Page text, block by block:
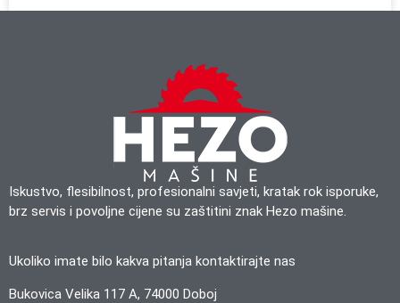
Iskustvo, flesibilnost, profesionalni savjeti, kratak rok isporuke,
brz servis i povoljne cijene su zaštitini znak Hezo mašine.
Ukoliko imate bilo kakva pitanja kontaktirajte nas
Bukovica Velika 117 A, 74000 Doboj